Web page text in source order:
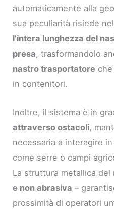
automaticamente alla
sua peculiarità risiede
l’intera lunghezza del
presa, trasformandolo
nastro trasportatore
in contenitori.
Inoltre, il sistema è in
attraverso ostacoli,
necessaria a interagire
come serre o campi
La struttura metallica del
e non abrasiva –
prossimità di operatori